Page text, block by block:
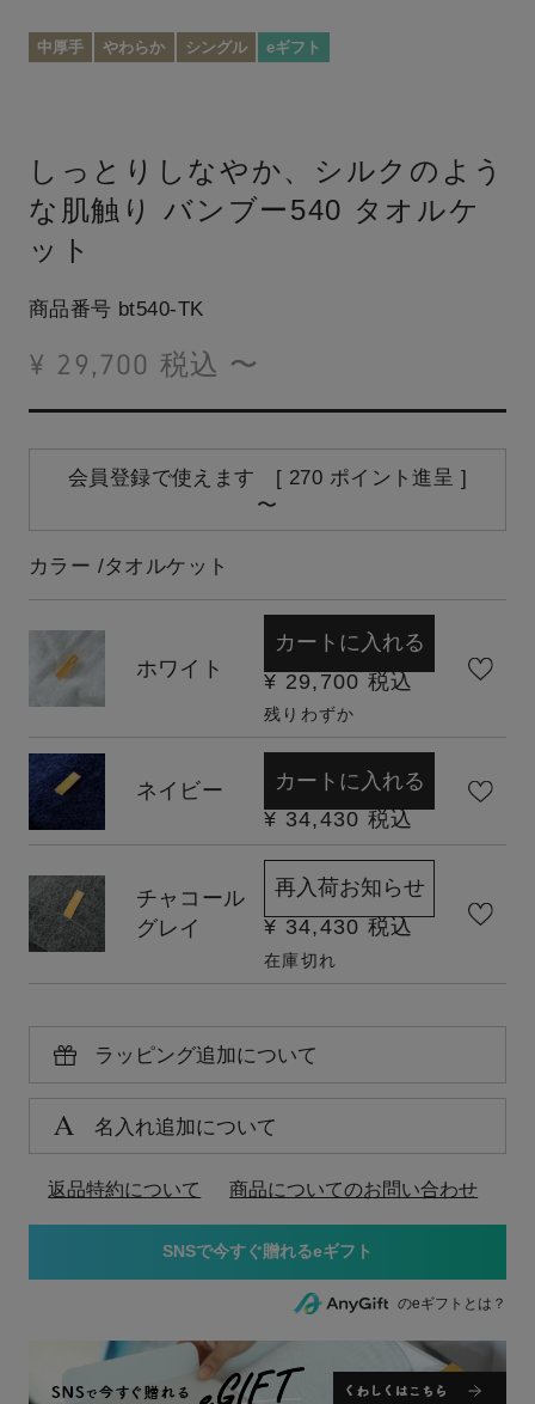
中厚手 やわらか シングル eギフト
しっとりしなやか、シルクのよう
な肌触り
バンブー540 タオルケ
ット
商品番号 bt540-TK
¥ 29,700 税込 〜
会員登録で使えます [ 270 ポイント進呈 ]
〜
カラー タオルケット
ホワイト
¥ 29,700 税込
残りわずか
カートに入れる
ネイビー
¥ 34,430 税込
カートに入れる
チャコール
グレイ
¥ 34,430 税込
在庫切れ
再入荷お知らせ
ラッピング追加について
名入れ追加について
返品特約について 商品についてのお問い合わせ
のeギフトとは？